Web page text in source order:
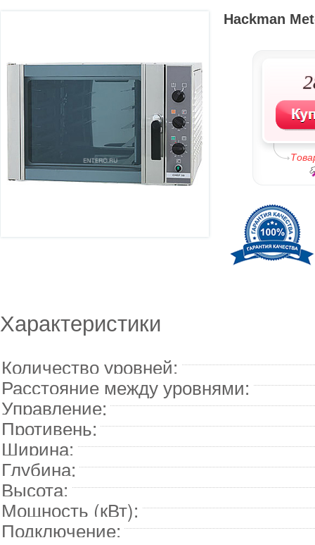
Hackman
Характеристики
Количество уровней:
Расстояние между уровнями:
Управление:
Противень:
Ширина:
Глубина:
Высота:
Мощность (кВт):
Подключение: